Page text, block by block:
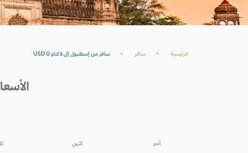
الرئيسية > سافر > سافر من إسطنبول إلى لاكناو USD 0
الأسعار
أحد اثنين